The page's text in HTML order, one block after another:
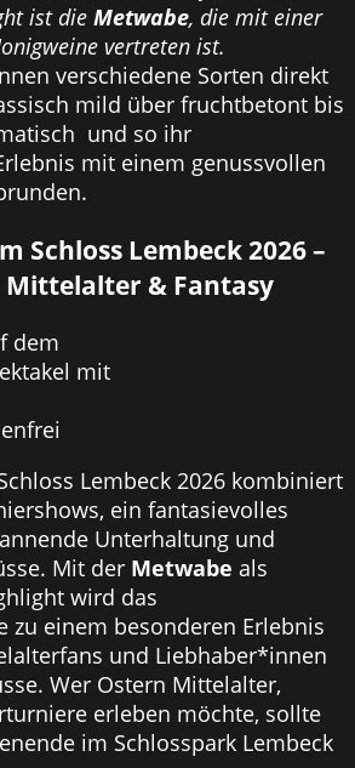
ist die Metwabe, die mit einer
vertreten ist.
verschiedene Sorten direkt
mild über fruchtbetont bis
und so ihr
mit einem genussvollen
Schloss Lembeck 2026 –
& Fantasy
Lembeck 2026 kombiniert
ein fantasievolles
Unterhaltung und
Mit der Metwabe als
wird das
zu einem besonderen Erlebnis
und Liebhaber*innen
Wer Ostern Mittelalter,
erleben möchte, sollte
im Schlosspark Lembeck